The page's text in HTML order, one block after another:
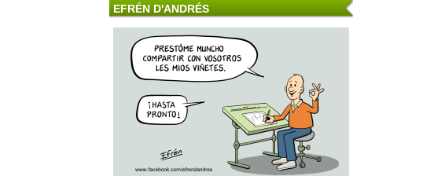
EFRÉN D'ANDRÉS